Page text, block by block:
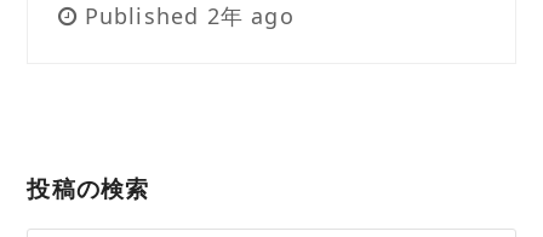
Published 2年 ago
投稿の検索